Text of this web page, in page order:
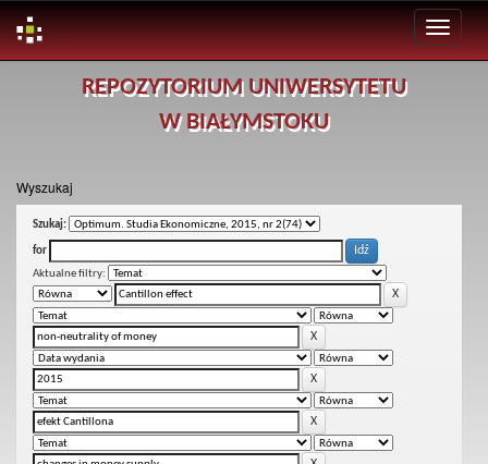
REPOZYTORIUM UNIWERSYTETU
W BIAŁYMSTOKU
Wyszukaj
Szukaj:
for
Aktualne filtry: